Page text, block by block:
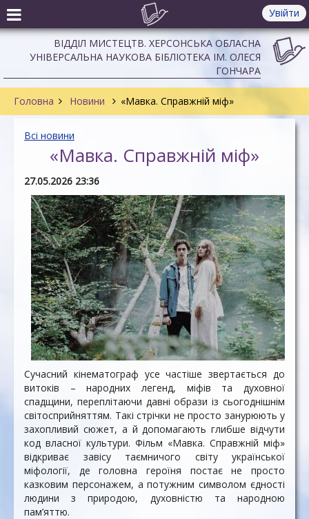
Увійти
ВІДДІЛ МИСТЕЦТВ. ХЕРСОНСЬКА ОБЛАСНА
УНІВЕРСАЛЬНА НАУКОВА БІБЛІОТЕКА ІМ. ОЛЕСЯ
ГОНЧАРА
Головна Новини «Мавка. Справжній міф»
Всі новини
«Мавка. Справжній міф»
27.05.2026 23:36
Сучасний кінематограф усе частіше звертається до
витоків – народних легенд, міфів та духовної
спадщини, переплітаючи давні образи із сьогоднішнім
світосприйняттям. Такі стрічки не просто занурюють у
захопливий сюжет, а й допомагають глибше відчути
код власної культури. Фільм «Мавка. Справжній міф»
відкриває завісу таємничого світу української
міфології, де головна героїня постає не просто
казковим персонажем, а потужним символом єдності
людини з природою, духовністю та народною
пам’яттю.